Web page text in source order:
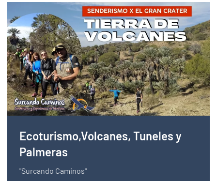
Ecoturismo,Volcanes, Tuneles y
Palmeras
"Surcando Caminos"